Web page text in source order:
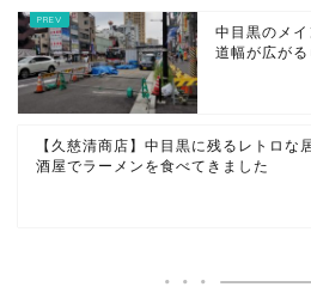
中目黒のメ
道幅が広が
【久慈清商店】中目黒に残るレトロな
酒屋でラーメンを食べてきました